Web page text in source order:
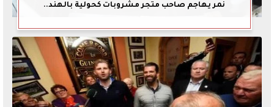
نمر يهاجم صاحب متجر مشروبات كحولية بالهند..